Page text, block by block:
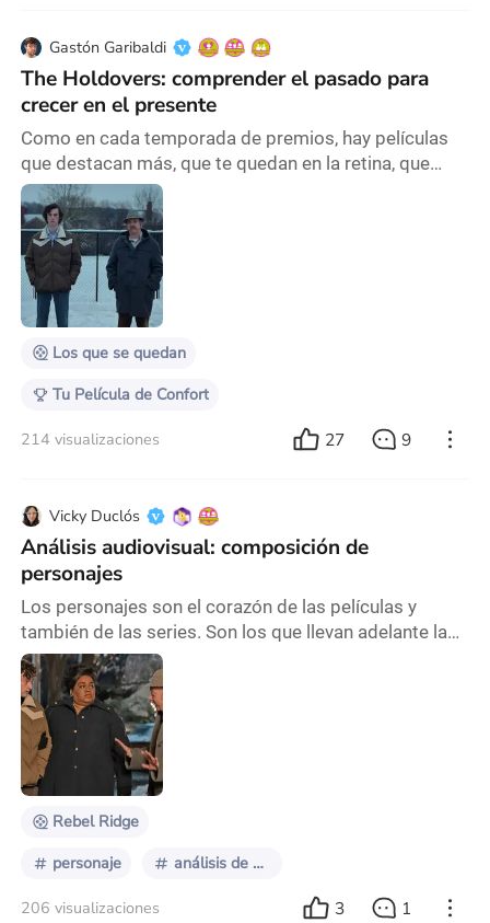
Gastón Garibaldi
The Holdovers: comprender el pasado para
crecer en el presente
Como en cada temporada de premios, hay películas
que destacan más, que te quedan en la retina, que
tienen diálogos que dan vueltas en tu cabeza, planos
memorables, y después están las otras, que quizá lo
que más te queda es la trama, pero a los días ya te
olvidaste de todo lo que allí sucede, no te da mucho
lugar a segundas lecturas, queda en la nada. Esto no
sucede con The Holdovers, la última pe
Los que se quedan
Tu Película de Confort
214 visualizaciones 27 9
Vicky Duclós
Análisis audiovisual: composición de
personajes
Los personajes son el corazón de las películas y
también de las series. Son los que llevan adelante la
puja del drama en cada historia. Entendemos como
personajes a aquellos sujetos -animados, animales o
humanos- que encarnan los deseos, las metas,
acciones y conflictos del relato. A partir de esto
podemos diseccionar qué elementos forman parte de
la composición a la hora de escribir y analizar un
Rebel Ridge
personaje análisis de films
206 visualizaciones 3 1